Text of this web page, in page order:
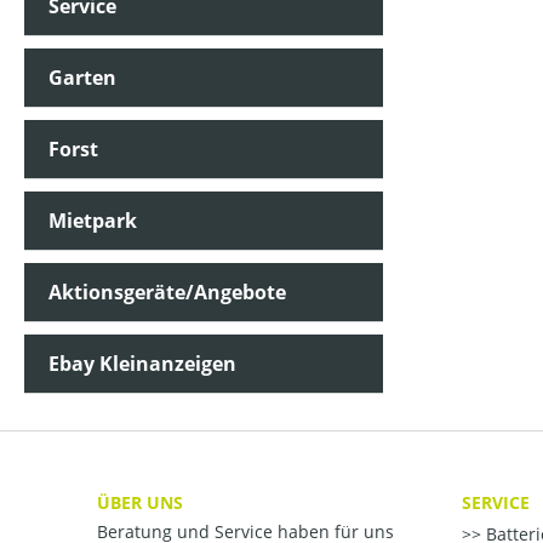
Service
Garten
Forst
Mietpark
Aktionsgeräte/Angebote
Ebay Kleinanzeigen
ÜBER UNS
Beratung und Service haben für uns
SERVICE